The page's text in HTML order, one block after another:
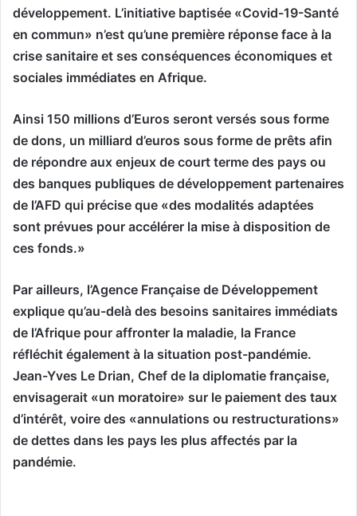
développement. L’initiative baptisée «Covid-19-Santé
en commun» n’est qu’une première réponse face à la
crise sanitaire et ses conséquences économiques et
sociales immédiates en Afrique.
Ainsi 150 millions d’Euros seront versés sous forme
de dons, un milliard d’euros sous forme de prêts afin
de répondre aux enjeux de court terme des pays ou
des banques publiques de développement partenaires
de l’AFD qui précise que «des modalités adaptées
sont prévues pour accélérer la mise à disposition de
ces fonds.»
Par ailleurs, l’Agence Française de Développement
explique qu’au-delà des besoins sanitaires immédiats
de l’Afrique pour affronter la maladie, la France
réfléchit également à la situation post-pandémie.
Jean-Yves Le Drian, Chef de la diplomatie française,
envisagerait «un moratoire» sur le paiement des taux
d’intérêt, voire des «annulations ou restructurations»
de dettes dans les pays les plus affectés par la
pandémie.